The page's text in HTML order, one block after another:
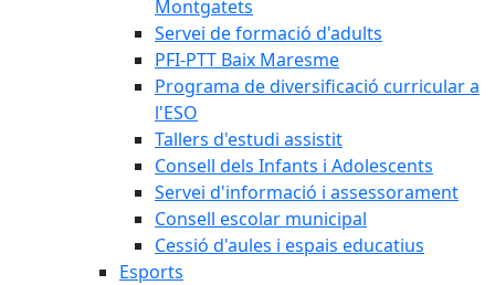
Montgatets
Servei de formació d'adults
PFI-PTT Baix Maresme
Programa de diversificació curricular a
l'ESO
Tallers d'estudi assistit
Consell dels Infants i Adolescents
Servei d'informació i assessorament
Consell escolar municipal
Cessió d'aules i espais educatius
Esports